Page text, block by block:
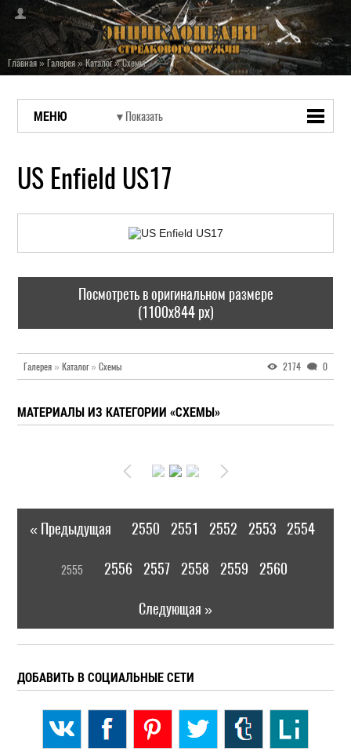
Главная»Галерея»Каталог»Схемы
МЕНЮ
US Enfield US17
Посмотреть в оригинальном размере
(1100x844 px)
Галерея » Каталог» Схемы 2174 0
МАТЕРИАЛЫ ИЗ КАТЕГОРИИ «СХЕМЫ»
« Предыдущая 2550 2551 2552 2553 2554
2555 2556 2557 2558 2559 2560
Следующая »
ДОБАВИТЬ В СОЦИАЛЬНЫЕ СЕТИ